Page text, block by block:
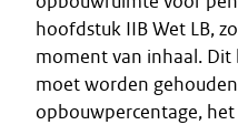
hoofdstuk IIB Wet LB,
moment van inhaal.
moet worden
opbouwpercentage,